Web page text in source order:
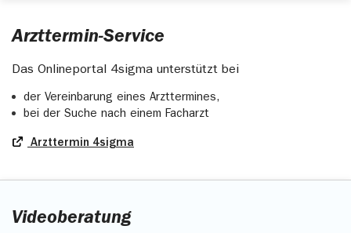
Arzttermin-Service
Das Onlineportal 4sigma unterstützt bei
der Vereinbarung eines Arzttermines,
bei der Suche nach einem Facharzt
Arzttermin 4sigma
Videoberatung